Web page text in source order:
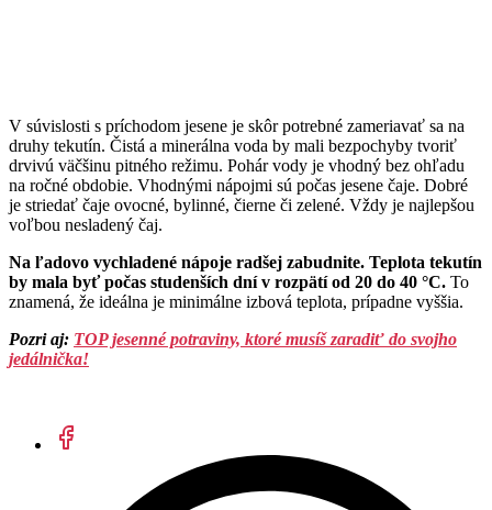
V súvislosti s príchodom jesene je skôr potrebné zameriavať sa na
druhy tekutín. Čistá a minerálna voda by mali bezpochyby tvoriť
drvivú väčšinu pitného režimu. Pohár vody je vhodný bez ohľadu
na ročné obdobie. Vhodnými nápojmi sú počas jesene čaje. Dobré
je striedať čaje ovocné, bylinné, čierne či zelené. Vždy je najlepšou
voľbou nesladený čaj.
Na ľadovo vychladené nápoje radšej zabudnite. Teplota tekutín
by mala byť počas studenších dní v rozpätí od 20 do 40 °C. To
znamená, že ideálna je minimálne izbová teplota, prípadne vyššia.
Pozri aj: TOP jesenné potraviny, ktoré musíš zaradiť do svojho
jedálnička!